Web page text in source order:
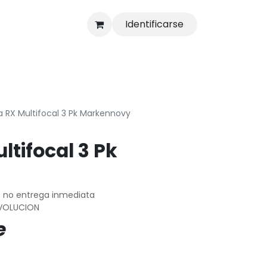
Identificarse
RX Multifocal 3 Pk Markennovy
3 Pk
entrega inmediata